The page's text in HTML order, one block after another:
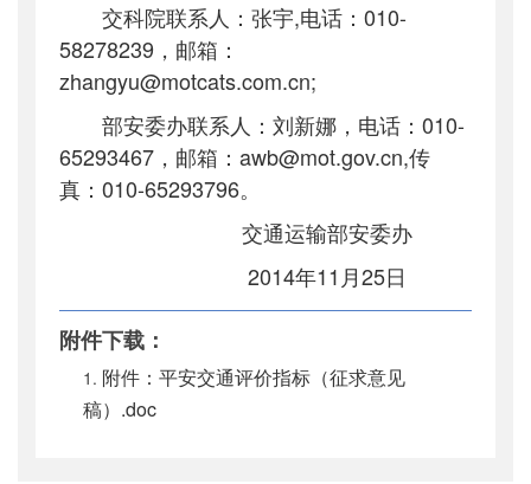
交科院联系人：张宇,电话： 010-
58278239 ，邮箱：
zhangyu@motcats.com.cn;
部安委办联系人：刘新娜，电话： 010-
65293467 ，邮箱： awb@mot.gov.cn,传
真： 010-65293796。
交通运输部安委办
2014年11 月25日
附件下载：
附件：平安交通评价指标（征求意见
稿）.doc